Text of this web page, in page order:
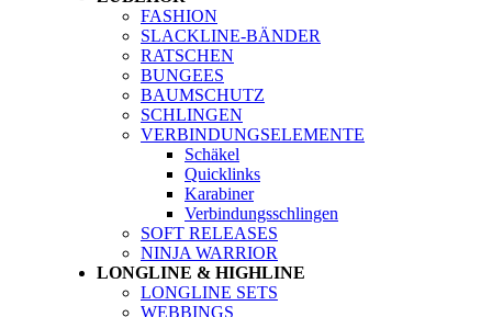
FASHION
SLACKLINE-BÄNDER
RATSCHEN
BUNGEES
BAUMSCHUTZ
SCHLINGEN
VERBINDUNGSELEMENTE
Schäkel
Quicklinks
Karabiner
Verbindungsschlingen
SOFT RELEASES
NINJA WARRIOR
LONGLINE & HIGHLINE
LONGLINE SETS
WEBBINGS